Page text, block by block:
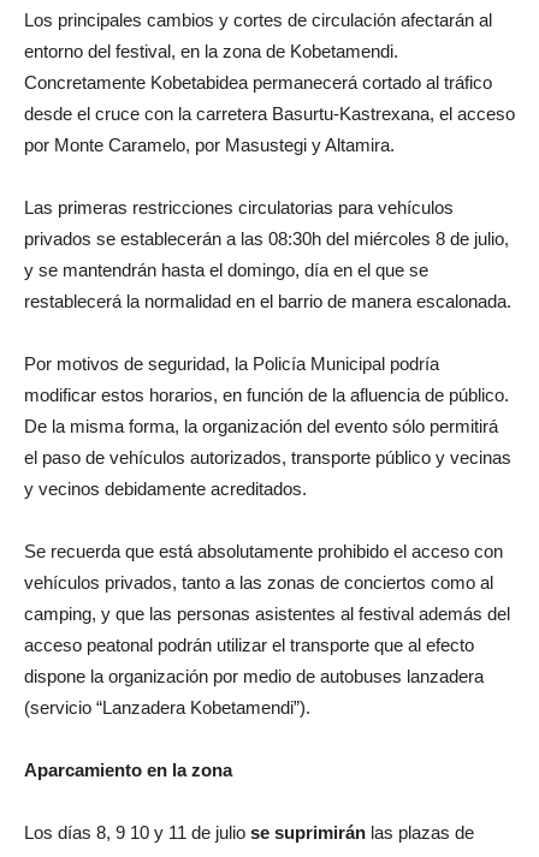
Los principales cambios y cortes de circulación afectarán al
entorno del festival, en la zona de Kobetamendi.
Concretamente Kobetabidea permanecerá cortado al tráfico
desde el cruce con la carretera Basurtu-Kastrexana, el acceso
por Monte Caramelo, por Masustegi y Altamira.
Las primeras restricciones circulatorias para vehículos
privados se establecerán a las 08:30h del miércoles 8 de julio,
y se mantendrán hasta el domingo, día en el que se
restablecerá la normalidad en el barrio de manera escalonada.
Por motivos de seguridad, la Policía Municipal podría
modificar estos horarios, en función de la afluencia de público.
De la misma forma, la organización del evento sólo permitirá
el paso de vehículos autorizados, transporte público y vecinas
y vecinos debidamente acreditados.
Se recuerda que está absolutamente prohibido el acceso con
vehículos privados, tanto a las zonas de conciertos como al
camping, y que las personas asistentes al festival además del
acceso peatonal podrán utilizar el transporte que al efecto
dispone la organización por medio de autobuses lanzadera
(servicio “Lanzadera Kobetamendi”).
Aparcamiento en la zona
Los días 8, 9 10 y 11 de julio se suprimirán las plazas de